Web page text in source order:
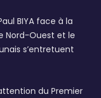
BIYA face à la
Nord-Ouest et le
s’entretuent
du Premier